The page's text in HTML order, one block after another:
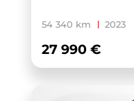
54 340 km 2023
27 990 €